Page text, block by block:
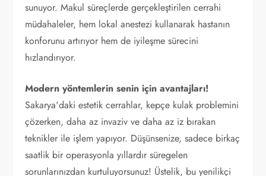
sunuyor. Makul süreçlerde gerçekleştirilen cerrahi
müdahaleler, hem lokal anestezi kullanarak hastanın
konforunu artırıyor hem de iyileşme sürecini
hızlandırıyor.
Modern yöntemlerin senin için avantajları!
Sakarya'daki estetik cerrahlar, kepçe kulak problemini
çözerken, daha az invaziv ve daha az iz bırakan
teknikler ile işlem yapıyor. Düşünsenize, sadece birkaç
saatlik bir operasyonla yıllardır süregelen
sorunlarınızdan kurtuluyorsunuz! Üstelik, bu yenilikçi